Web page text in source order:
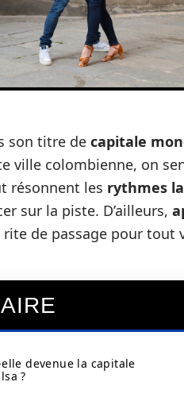
son titre de capitale
ville colombienne, on
résonnent les rythmes
sur la piste. D’ailleurs,
rite de passage pour tout
devenue la capitale
?